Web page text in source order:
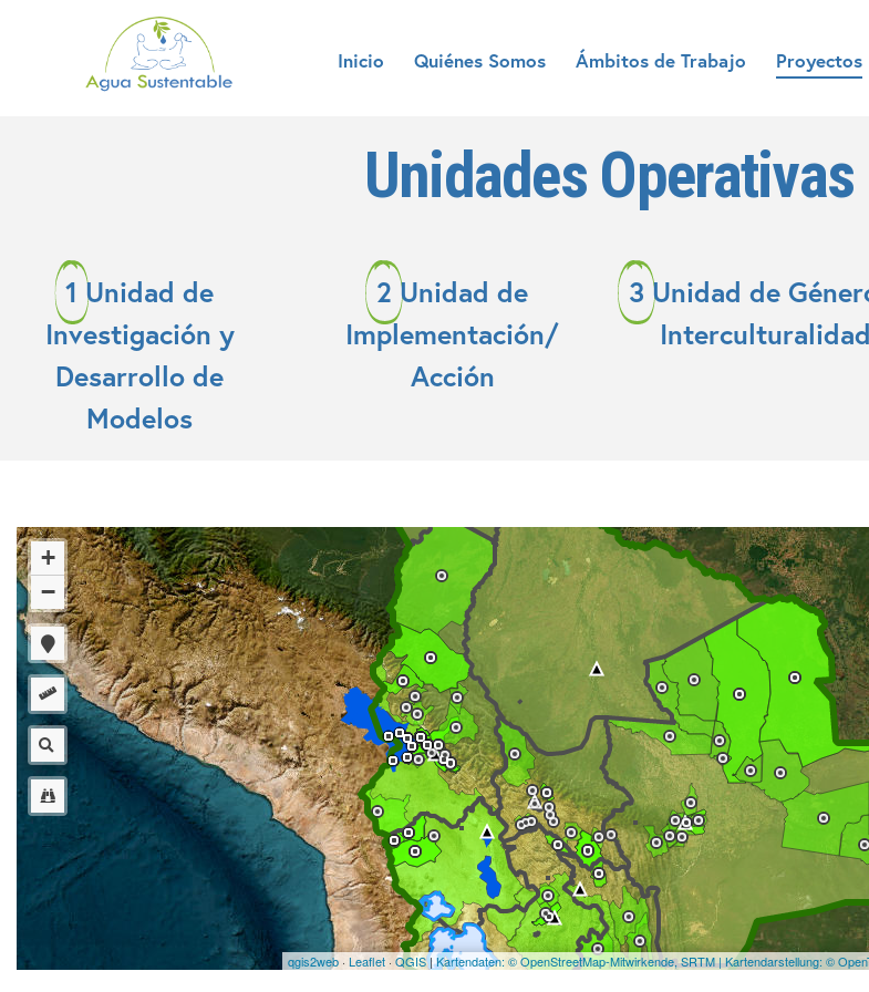
Inicio Quiénes Somos Ámbitos de Trabajo Proyectos
Unidades Operativas
1 Unidad de
Investigación y
Desarrollo de
Modelos
2 Unidad de
Implementación/
Acción
3 Unidad de
Interculturalidad